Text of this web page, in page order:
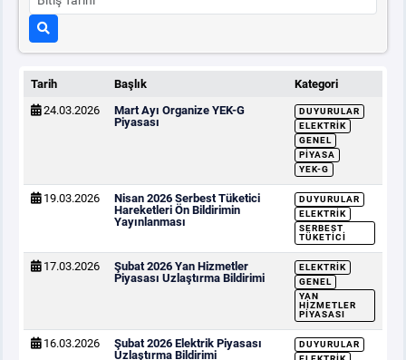
Tarih Başlık
Kategori
24.03.2026
Mart Ayı Organize YEK-G
Piyasası
DUYURULAR
ELEKTRIK
GENEL
PIYASA
YEK-G
19.03.2026
Nisan 2026 Serbest Tüketici
Hareketleri Ön Bildirimin
Yayınlanması
DUYURULAR
ELEKTRIK
SERBEST
TÜKETICI
17.03.2026
Şubat 2026 Yan Hizmetler
Piyasası Uzlaştırma Bildirimi
ELEKTRIK
GENEL
YAN
HIZMETLER
PIYASASI
16.03.2026
Şubat 2026 Elektrik Piyasası
Uzlaştırma Bildirimi
DUYURULAR